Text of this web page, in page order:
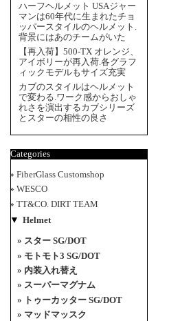
ハーフヘルメット USAジャー
マンは60年代に生まれたチョ
ッパースタイルのヘルメット.
背景にはあのチームがいた
【再入荷】500-TX オレンジ、
アイボリーが再入荷.各グラフ
ィックモデルもサイズ充実
カブのスタイルはヘルメット
で変わる.ワーク感からおしゃ
れさを演出するカブシリーズ
とスターの相性の良さ
Categories
FiberGlass Customshop
WESCO
TT&CO. DIRT TEAM
▼ Helmet
スター SG/DOT
モトモト3 SG/DOT
内装入れ替え
スーパーマグナム
トゥーカッター SG/DOT
マッドマッスク